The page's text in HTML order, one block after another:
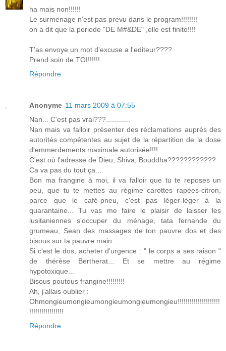
ha mais non!!!!!!
Le surmenage n'est pas prevu dans le program!!!!!!!!
on a dit que la periode "DE M#&DE" ,elle est finito!!!!
T'as envoye un mot d'excuse a l'editeur????
Prend soin de TOI!!!!!!
Répondre
Anonyme 11 mars 2009 à 07:55
Nan... C'est pas vrai???............
Nan mais va falloir présenter des réclamations auprès des
autorités compétentes au sujet de la répartition de la dose
d'emmerdements maximale autorisée!!!!
C'est où l'adresse de Dieu, Shiva, Bouddha????????????
Ca va pas du tout ça...
Bon ma frangine à moi, il va falloir que tu te reposes un
peu, que tu te mettes au régime carottes rapées-citron,
parce que le café-pneu, c'est pas léger-léger à la
quarantaine... Tu vas me faire le plaisir de laisser les
lusitaniennes s'occuper du ménage, tata fernande du
grumeau, Sean des massages de ton pauvre dos et des
bisous sur ta pauvre main...
Si c'est le dos, acheter d'urgence : " le corps a ses raison "
de thérèse Bertherat... Et se mettre au régime
hypotoxique...
Bisous poutous frangine!!!!!!!!!
Ah, j'allais oublier :
Ohmongieumongieumongieumongieumongieu!!!!!!!!!!!!!!!!!!!!!
!!!!!!!!!!!!!!!!!
Répondre